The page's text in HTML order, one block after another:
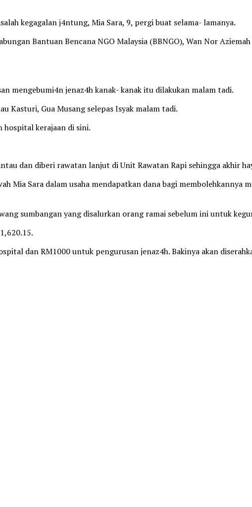
kegagalan j4ntung, Mia Sara, 9, pergi buat selama- lamanya.
Bantuan Bencana NGO Malaysia (BBNGO), Wan Nor
mengebumi4n jenaz4h kanak- kanak itu dilakukan malam tadi.
Kasturi, Gua Musang selepas Isyak malam tadi.
hospital kerajaan di sini.
dan diberi rawatan lanjut di Unit Rawatan Rapi sehingga akhir
Mia Sara dalam usaha mendapatkan dana bagi membolehkannya
sumbangan yang disalurkan orang ramai sebelum ini untuk
dan RM1000 untuk pengurusan jenaz4h. Bakinya akan